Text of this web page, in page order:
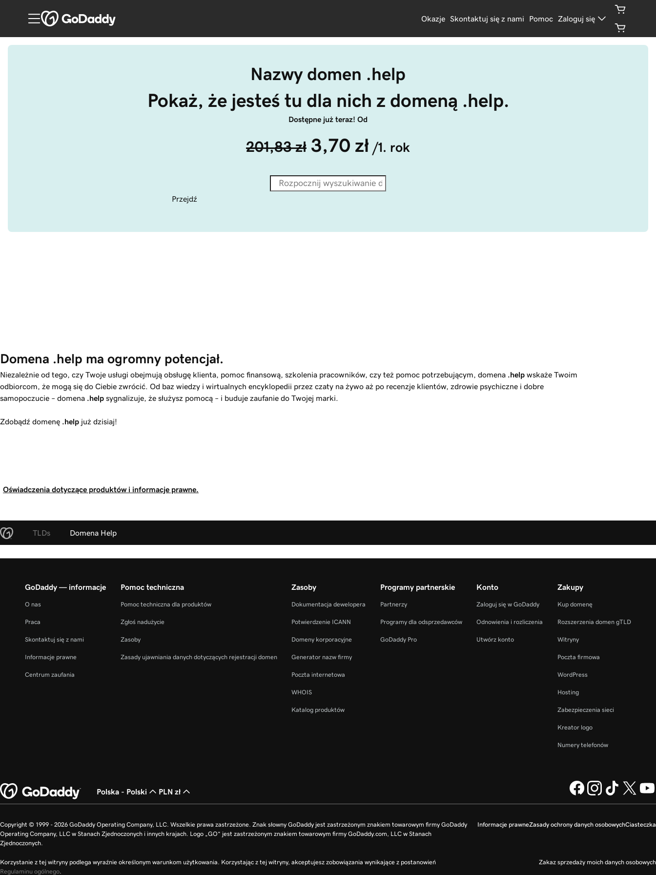
Okazje Skontaktuj się z nami Pomoc Zaloguj się
Nazwy domen .help
Pokaż, że jesteś tu dla nich z domeną .help.
Dostępne już teraz! Od
201,83 zł 3,70 zł /1. rok
Przejdź
Domena .help ma ogromny potencjał.
Niezależnie od tego, czy Twoje usługi obejmują obsługę klienta, pomoc finansową, szkolenia pracowników, czy też pomoc potrzebującym, domena .help wskaże Twoim
odbiorcom, że mogą się do Ciebie zwrócić. Od baz wiedzy i wirtualnych encyklopedii przez czaty na żywo aż po recenzje klientów, zdrowie psychiczne i dobre
samopoczucie – domena .help sygnalizuje, że służysz pomocą – i buduje zaufanie do Twojej marki.
Zdobądź domenę .help już dzisiaj!
Oświadczenia dotyczące produktów i informacje prawne.
TLDs Domena Help
GoDaddy — informacje
O nas
Praca
Skontaktuj się z nami
Informacje prawne
Centrum zaufania
Pomoc techniczna
Pomoc techniczna dla produktów
Zgłoś nadużycie
Zasoby
Zasady ujawniania danych dotyczących rejestracji domen
Zasoby
Dokumentacja dewelopera
Potwierdzenie ICANN
Domeny korporacyjne
Generator nazw firmy
Poczta internetowa
WHOIS
Katalog produktów
Programy partnerskie
Partnerzy
Programy dla odsprzedawców
GoDaddy Pro
Konto
Zaloguj się w GoDaddy
Odnowienia i rozliczenia
Utwórz konto
Zakupy
Kup domenę
Rozszerzenia domen gTLD
Witryny
Poczta firmowa
WordPress
Hosting
Zabezpieczenia sieci
Kreator logo
Numery telefonów
Polska - Polski PLN zł
Informacje prawneZasady ochrony danych osobowychCiasteczka
Zakaz sprzedaży moich danych osobowych
Copyright © 1999 - 2026 GoDaddy Operating Company, LLC. Wszelkie prawa zastrzeżone. Znak słowny GoDaddy jest zastrzeżonym znakiem towarowym firmy GoDaddy
Operating Company, LLC w Stanach Zjednoczonych i innych krajach. Logo „GO” jest zastrzeżonym znakiem towarowym firmy GoDaddy.com, LLC w Stanach
Zjednoczonych.
Korzystanie z tej witryny podlega wyraźnie określonym warunkom użytkowania. Korzystając z tej witryny, akceptujesz zobowiązania wynikające z postanowień
Regulaminu ogólnego